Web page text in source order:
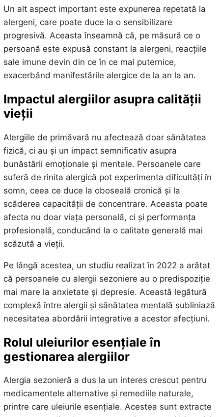
Un alt aspect important este expunerea repetată la
alergeni, care poate duce la o sensibilizare
progresivă. Aceasta înseamnă că, pe măsură ce o
persoană este expusă constant la alergeni, reacțiile
sale imune devin din ce în ce mai puternice,
exacerbând manifestările alergice de la an la an.
Impactul alergiilor asupra calității
vieții
Alergiile de primăvară nu afectează doar sănătatea
fizică, ci au și un impact semnificativ asupra
bunăstării emoționale și mentale. Persoanele care
suferă de rinita alergică pot experimenta dificultăți în
somn, ceea ce duce la oboseală cronică și la
scăderea capacității de concentrare. Aceasta poate
afecta nu doar viața personală, ci și performanța
profesională, conducând la o calitate generală mai
scăzută a vieții.
Pe lângă acestea, un studiu realizat în 2022 a arătat
că persoanele cu alergii sezoniere au o predispoziție
mai mare la anxietate și depresie. Această legătură
complexă între alergii și sănătatea mentală subliniază
necesitatea abordării integrative a acestor afecțiuni.
Rolul uleiurilor esențiale în
gestionarea alergiilor
Alergia sezonieră a dus la un interes crescut pentru
medicamentele alternative și remediile naturale,
printre care uleiurile esențiale. Acestea sunt extracte